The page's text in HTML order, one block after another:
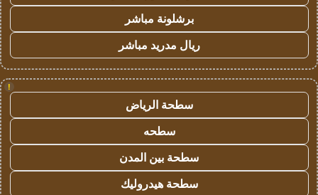
برشلونة مباشر
ريال مدريد مباشر
!
سطحة الرياض
سطحه
سطحة بين المدن
سطحة هيدروليك